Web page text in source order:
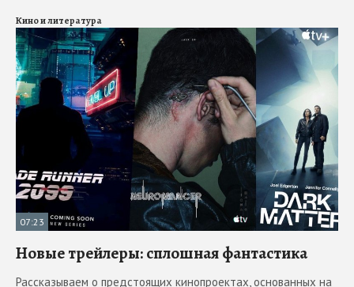
Кино и литература
07:23
Новые трейлеры: сплошная фантастика
Рассказываем о предстоящих кинопроектах, основанных на